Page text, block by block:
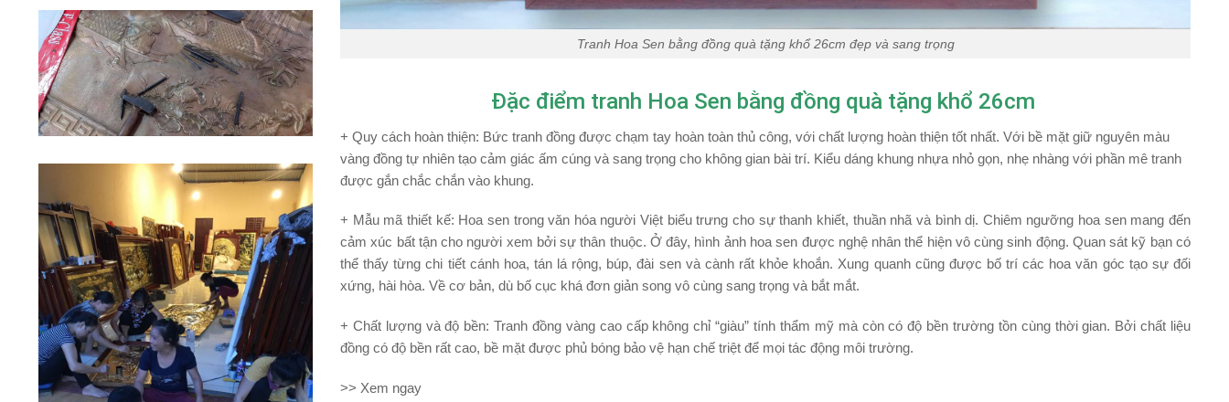
Tranh Hoa Sen bằng đồng quà tặng khổ 26cm đẹp và sang trọng
Đặc điểm tranh Hoa Sen bằng đồng quà tặng khổ 26cm
+ Quy cách hoàn thiện: Bức tranh đồng được chạm tay hoàn toàn thủ công, với chất lượng hoàn thiện tốt nhất. Với bề mặt giữ nguyên màu
vàng đồng tự nhiên tạo cảm giác ấm cúng và sang trọng cho không gian bài trí. Kiểu dáng khung nhựa nhỏ gọn, nhẹ nhàng với phần mê tranh
được gắn chắc chắn vào khung.
+ Mẫu mã thiết kế: Hoa sen trong văn hóa người Việt biểu trưng cho sự thanh khiết, thuần nhã và bình dị. Chiêm ngưỡng hoa sen mang đến
cảm xúc bất tận cho người xem bởi sự thân thuộc. Ở đây, hình ảnh hoa sen được nghệ nhân thể hiện vô cùng sinh động. Quan sát kỹ bạn có
thể thấy từng chi tiết cánh hoa, tán lá rộng, búp, đài sen và cành rất khỏe khoắn. Xung quanh cũng được bố trí các hoa văn góc tạo sự đối
xứng, hài hòa. Về cơ bản, dù bố cục khá đơn giản song vô cùng sang trọng và bắt mắt.
+ Chất lượng và độ bền: Tranh đồng vàng cao cấp không chỉ “giàu” tính thẩm mỹ mà còn cóđộ bền trường tồncùng thời gian. Bởi chất liệu
đồng có độ bền rất cao, bề mặt được phủ bóng bảo vệ hạn chế triệt để mọi tác động môi trường.
>> Xem ngay